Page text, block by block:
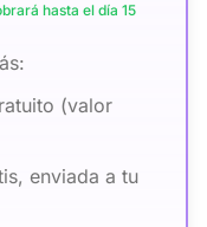
hasta el día 15
(valor
enviada a tu